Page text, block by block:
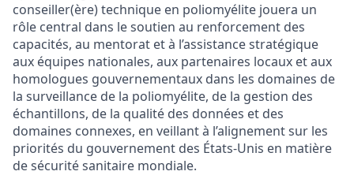
conseiller(ère) technique en poliomyélite jouera un
rôle central dans lesoutien au renforcement des
capacités, au mentorat età l’assistancestratégique
aux équipes nationales, aux partenaires locaux et aux
homologues gouvernementaux dans les domaines de
la surveillance de la poliomyélite, de la gestion des
échantillons, de la qualité des données et des
domaines connexes, en veillantà l’alignementsur les
priorités du gouvernement des États-Unis en matière
de sécurité sanitaire mondiale.